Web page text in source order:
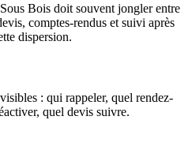
Bois doit souvent jongler entre
comptes-rendus et suivi après
dispersion.
: qui rappeler, quel rendez-
quel devis suivre.